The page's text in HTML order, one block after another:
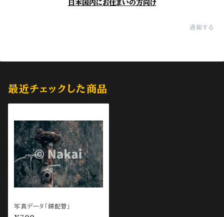
日本国内にお住まいの方向け
通報する
最近チェックした商品
写真データ「錆配管」